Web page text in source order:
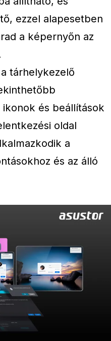
ezzel alapesetben
a képernyőn az
tárhelykezelő
és beállítások
oldal
a
és az álló